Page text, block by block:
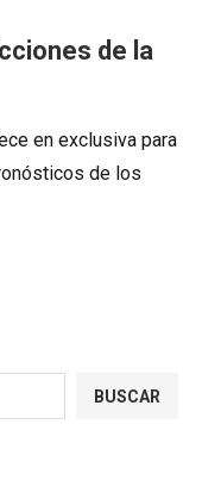
de la
en exclusiva para
de los
BUSCAR